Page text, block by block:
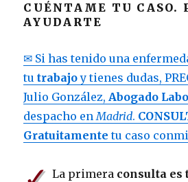
CUÉNTAME TU CASO.
AYUDARTE
✉ Si has tenido una
tu trabajoy tienes dudas,
Julio González,Abogado
despacho enMadrid.
Gratuitamente tu caso
La primera consulta es